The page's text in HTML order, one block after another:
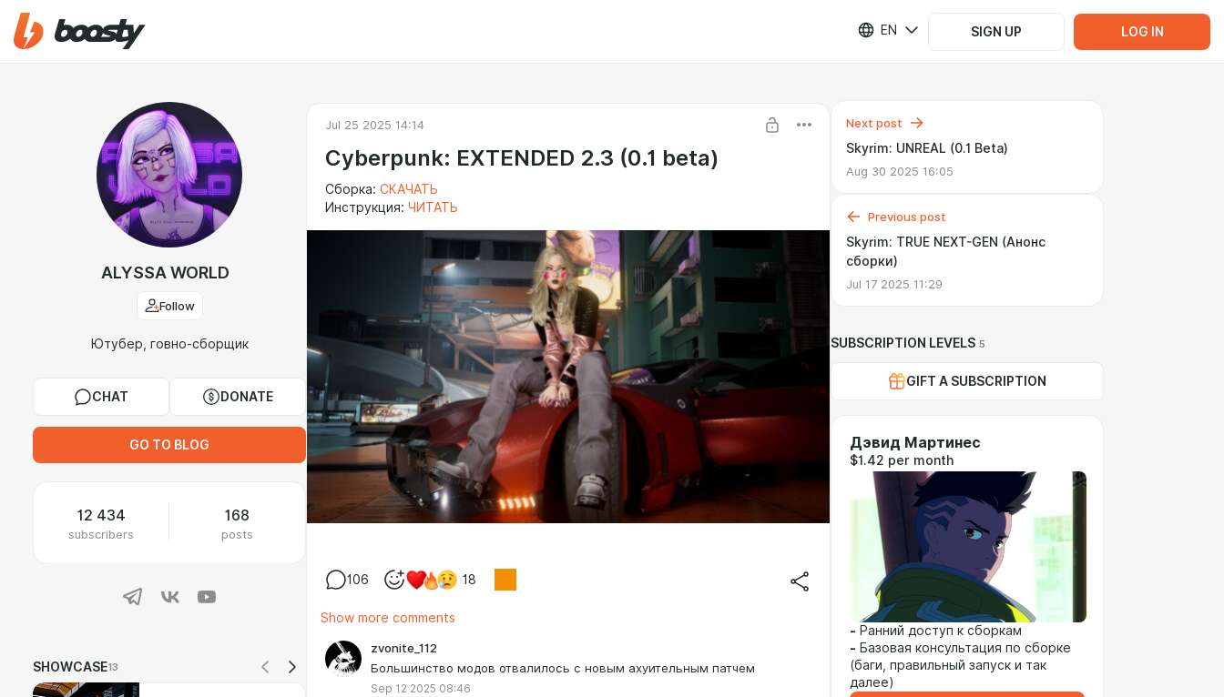
EN SIGN UP LOG IN
ALYSSA WORLD
Follow
Ютубер, говно-сборщик
CHAT DONATE
GO TO BLOG
12 434
subscribers
168
posts
SHOWCASE13
Jul 25 2025 14:14
Cyberpunk: EXTENDED 2.3 (0.1 beta)
Сборка: СКАЧАТЬ
Инструкция: ЧИТАТЬ
106 18
Show more comments
zvonite_112
Большинство модов отвалилось с новым ахуительным патчем
Sep 12 2025 08:46
Next post
Skyrim: UNREAL (0.1 Beta)
Aug 30 2025 16:05
Previous post
Skyrim: TRUE NEXT-GEN (Анонс
сборки)
Jul 17 2025 11:29
SUBSCRIPTION LEVELS 5
GIFT A SUBSCRIPTION
Дэвид Мартинес
$1.42 per month
- Ранний доступ к сборкам
- Базовая консультация по сборке
(баги, правильный запуск и так
далее)